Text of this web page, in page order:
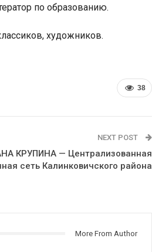
по образованию.
художников.
38
NEXT POST
КРУПИНА — Централизованная
сеть Калинковичского района
More From Author